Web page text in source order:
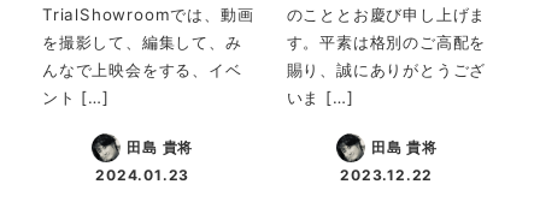
TrialShowroomでは、動画
を撮影して、編集して、み
んなで上映会をする、イベ
ント […]
田島 貴将
投稿日
2024.01.23
のこととお慶び申し上げま
す。平素は格別のご高配を
賜り、誠にありがとうござ
いま […]
田島 貴将
投稿日
2023.12.22